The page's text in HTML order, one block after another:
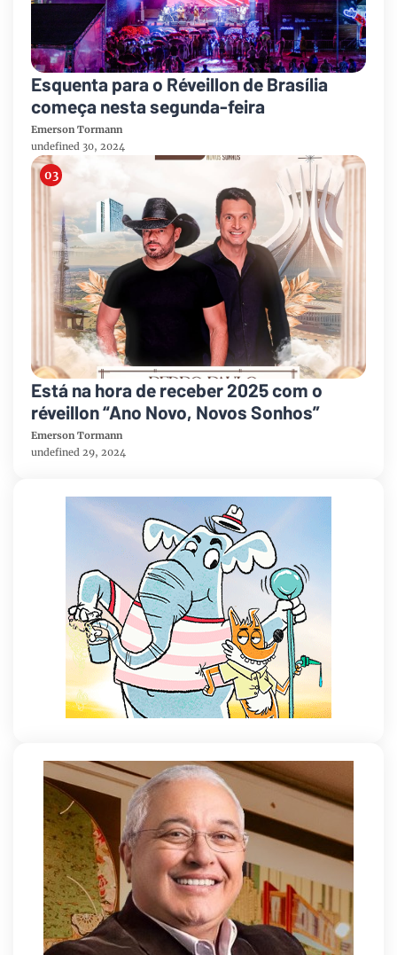
Esquenta para o Réveillon de Brasília
começa nesta segunda-feira
Emerson Tormann
undefined 30, 2024
Está na hora de receber 2025 com o
réveillon “Ano Novo, Novos Sonhos”
Emerson Tormann
undefined 29, 2024